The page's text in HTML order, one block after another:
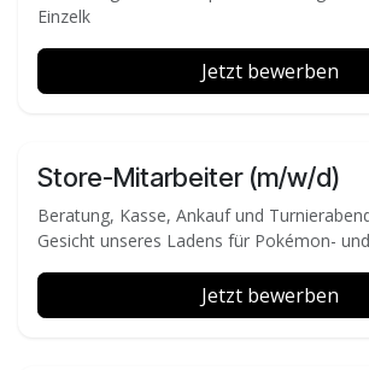
Einzelk
Jetzt bewerben
Store-Mitarbeiter (m/w/d)
Beratung, Kasse, Ankauf und
Gesicht unseres Ladens für Pokémon-
Jetzt bewerben